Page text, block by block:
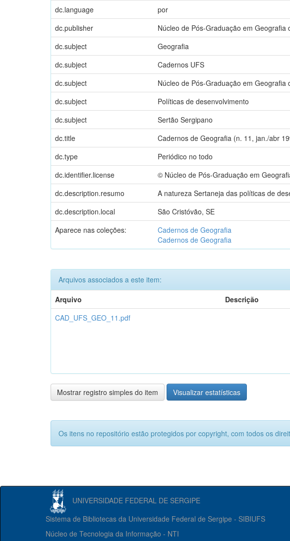
dc.language
por
dc.publisher
Núcleo de Pós-Graduação em
dc.subject
Geografia
dc.subject
Cadernos UFS
dc.subject
Núcleo de Pós-Graduação em
dc.subject
Políticas de desenvolvimento
dc.subject
Sertão Sergipano
dc.title
Cadernos de Geografia (n. 11, jan./abr
dc.type
Periódico no todo
dc.identifier.license
© Núcleo de Pós-Graduação em
dc.description.resumo
A natureza Sertaneja das políticas de
dc.description.local
São Cristóvão, SE
Aparece nas coleções:
Cadernos de Geografia
Cadernos de Geografia
Arquivos associados a este item:
Arquivo
Descrição
CAD_UFS_GEO_11.pdf
Mostrar registro simples do item Visualizar estatísticas
Os itens no repositório estão protegidos por copyright, com todos os
UNIVERSIDADE FEDERAL DE SERGIPE
Sistema de Bibliotecas da Universidade Federal de Sergipe - SIBIUFS
Núcleo de Tecnologia da Informação - NTI